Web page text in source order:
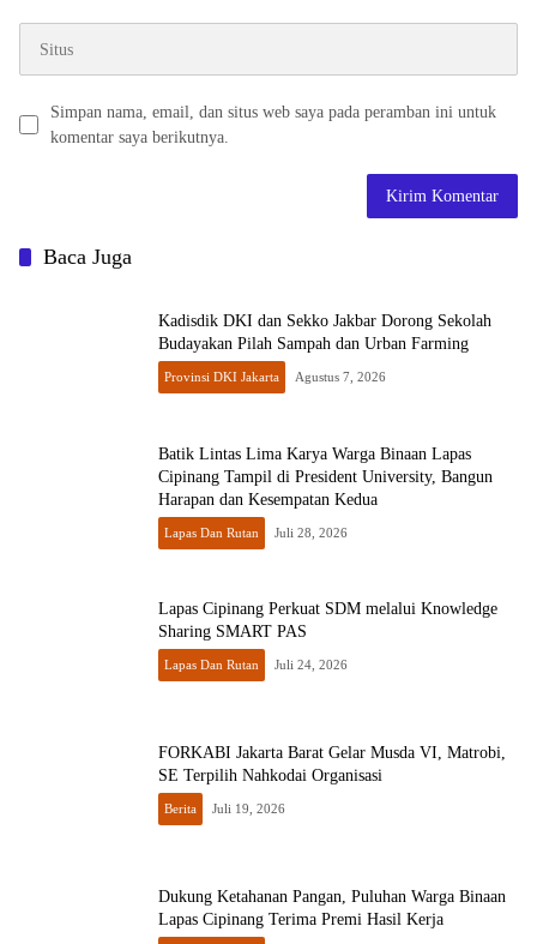
Simpan nama, email, dan situs web saya pada peramban ini untuk
komentar saya berikutnya.
Baca Juga
Kadisdik DKI dan Sekko Jakbar Dorong Sekolah
Budayakan Pilah Sampah dan Urban Farming
Provinsi DKI Jakarta Agustus 7, 2026
Batik Lintas Lima Karya Warga Binaan Lapas
Cipinang Tampil di President University, Bangun
Harapan dan Kesempatan Kedua
Lapas Dan Rutan Juli 28, 2026
Lapas Cipinang Perkuat SDM melalui Knowledge
Sharing SMART PAS
Lapas Dan Rutan Juli 24, 2026
FORKABI Jakarta Barat Gelar Musda VI, Matrobi,
SE Terpilih Nahkodai Organisasi
Berita Juli 19, 2026
Dukung Ketahanan Pangan, Puluhan Warga Binaan
Lapas Cipinang Terima Premi Hasil Kerja